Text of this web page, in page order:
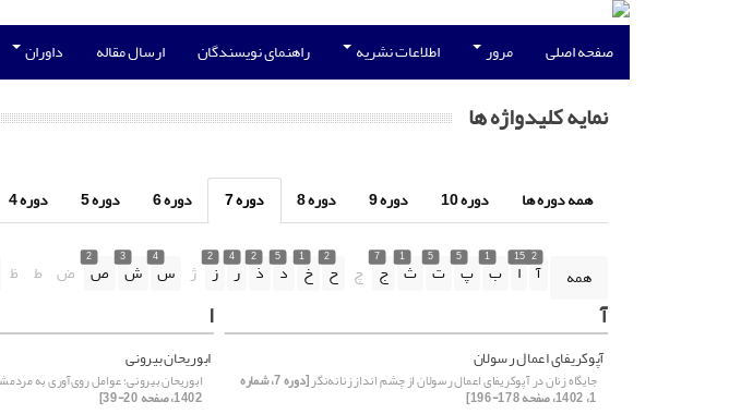
صفحه اصلی مرور اطلاعات نشریه راهنمای نویسندگان ارسال مقاله داوران
نمایه کلیدواژه ها
همه دوره ها دوره 10 دوره 9 دوره 8 دوره 7 دوره 6 دوره 5 دوره 4
همه
2
آ
15
ا
1
ب
5
پ
5
ت
1
ث
7
ج چ
2
ح
1
خ
5
د
2
ذ
4
ر
2
ز ژ
4
س
3
ش
2
ص ض ط ظ
آ
آپوکریفای اعمال رسولان
جایگاه زنان در آپوکریفای اعمال رسولان از چشم انداز زنانه‌نگر [دوره 7، شماره
1، 1402، صفحه 178-196]
ا
ابوریحان بیرونی
ابوریحان بیرونی؛ عوامل روی‌آوری به مردم‎شناسی دین
1402، صفحه 20-39]